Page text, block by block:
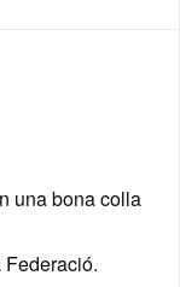
una bona colla